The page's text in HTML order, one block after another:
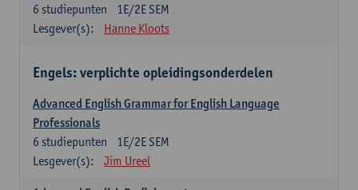
1E/2E SEM
6 studiepunten
Lesgever(s):
Hanne Kloots
Engels: verplichte opleidingsonderdelen
Advanced English Grammar for English Language
Professionals
1E/2E SEM
6 studiepunten
Lesgever(s):
Jim Ureel